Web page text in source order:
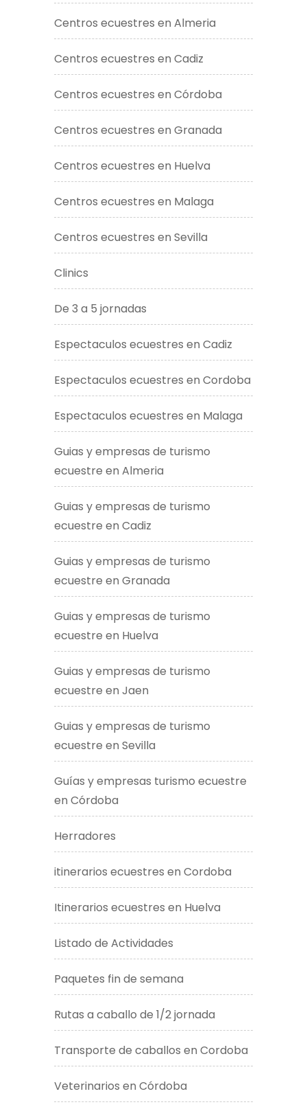
Centros ecuestres en Almeria
Centros ecuestres en Cadiz
Centros ecuestres en Córdoba
Centros ecuestres en Granada
Centros ecuestres en Huelva
Centros ecuestres en Malaga
Centros ecuestres en Sevilla
Clinics
De 3 a 5 jornadas
Espectaculos ecuestres en Cadiz
Espectaculos ecuestres en Cordoba
Espectaculos ecuestres en Malaga
Guias y empresas de turismo
ecuestre en Almeria
Guias y empresas de turismo
ecuestre en Cadiz
Guias y empresas de turismo
ecuestre en Granada
Guias y empresas de turismo
ecuestre en Huelva
Guias y empresas de turismo
ecuestre en Jaen
Guias y empresas de turismo
ecuestre en Sevilla
Guías y empresas turismo ecuestre
en Córdoba
Herradores
itinerarios ecuestres en Cordoba
Itinerarios ecuestres en Huelva
Listado de Actividades
Paquetes fin de semana
Rutas a caballo de 1/2 jornada
Transporte de caballos en Cordoba
Veterinarios en Córdoba